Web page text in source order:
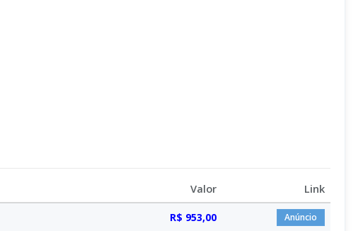
Valor Link
R$ 953,00 Anúncio